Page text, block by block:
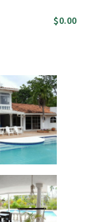
$0.00